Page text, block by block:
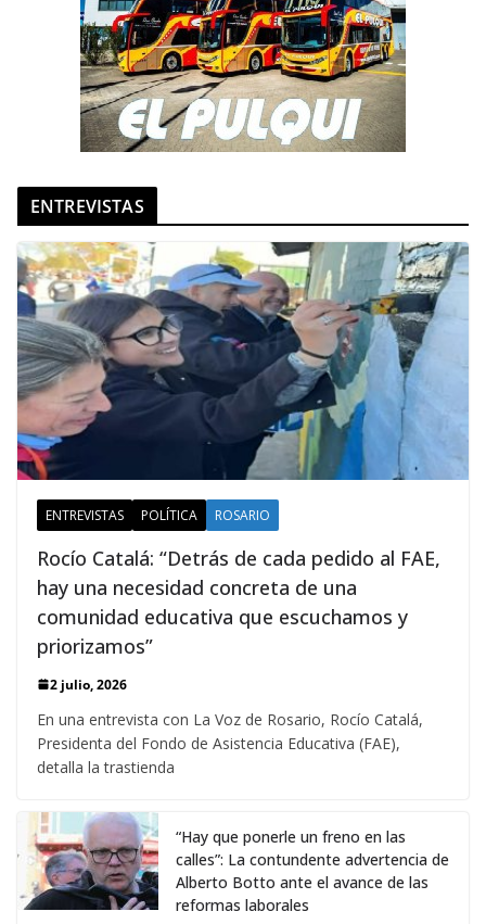
ENTREVISTAS
ENTREVISTAS POLÍTICA ROSARIO
Rocío Catalá: “Detrás de cada pedido al FAE,
hay una necesidad concreta de una
comunidad educativa que escuchamos y
priorizamos”
2 julio, 2026
En una entrevista con La Voz de Rosario, Rocío Catalá,
Presidenta del Fondo de Asistencia Educativa (FAE),
detalla la trastienda
“Hay que ponerle un freno en las
calles”: La contundente advertencia de
Alberto Botto ante el avance de las
reformas laborales